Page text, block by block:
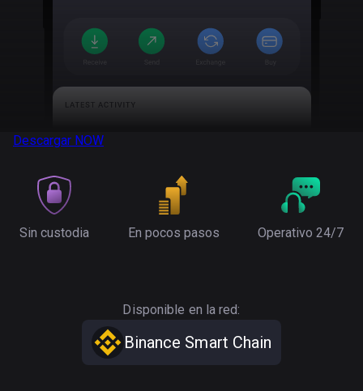
Descargar NOW
Sin custodia En pocos pasos Operativo 24/7
Disponible en la red:
Binance Smart Chain